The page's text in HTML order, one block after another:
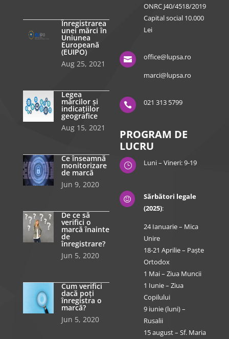
Înregistrarea
unei mărci în
Uniunea
Europeană
(EUIPO)
Aug 25, 2021
Legea
mărcilor și
indicațiilor
geografice
Aug 15, 2021
Ce înseamnă
monitorizare
de marcă
Jun 9, 2020
De ce să
verifici o
marcă înainte
de
înregistrare?
Jun 5, 2020
Cum verifici
dacă poți
înregistra o
marcă?
Jun 5, 2020
ONRC J40/4518/2019
Capital social 10.000
Lei

office@lupsa.ro
marci@lupsa.ro
 021 313 5799
PROGRAM DE
LUCRU
} Luni – Vineri: 9-19

Sărbători legale
(2025):
24 Ianuarie – Mica
Unire
18-21 Aprilie – Paște
Ortodox
1 Mai – Ziua Muncii
1 Iunie – Ziua
Copilului
9 iunie (luni) –
Rusalii
15 august – Sf. Maria